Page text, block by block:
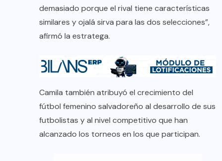
demasiado porque el rival tiene características
similares y ojalá sirva para las dos selecciones”,
afirmó la estratega.
Camila también atribuyó el crecimiento del
fútbol femenino salvadoreño al desarrollo de sus
futbolistas y al nivel competitivo que han
alcanzado los torneos en los que participan.